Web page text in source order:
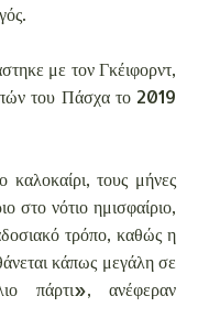
με τον Γκέιφορντ,
του Πάσχα το 2019
καλοκαίρι, τους μήνες
στο νότιο ημισφαίριο,
τρόπο, καθώς η
κάπως μεγάλη σε
πάρτι», ανέφεραν